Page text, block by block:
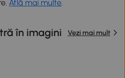
Află mai multe.
în imagini Vezi mai mult